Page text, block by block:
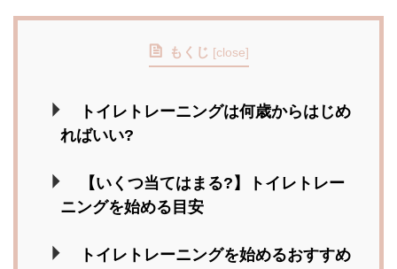
もくじ [close]
トイレトレーニングは何歳からはじめ
ればいい?
【いくつ当てはまる?】トイレトレー
ニングを始める目安
トイレトレーニングを始めるおすすめ